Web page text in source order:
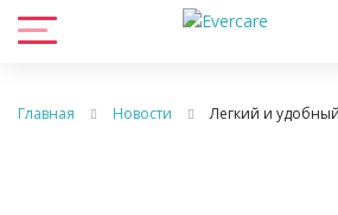
Главная Новости Легкий и